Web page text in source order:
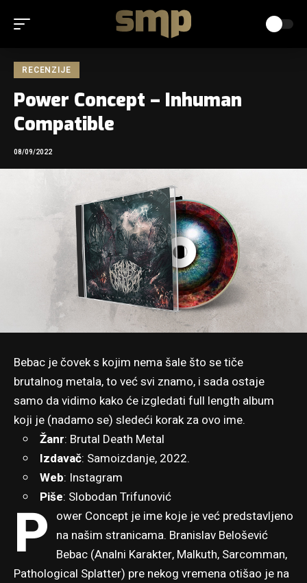
RECENZIJE
Power Concept – Inhuman
Compatible
08/09/2022
Bebac je čovek s kojim nema šale što se tiče
brutalnog metala, to već svi znamo, i sada ostaje
samo da vidimo kako će izgledati full length album
koji je (nadamo se) sledeći korak za ovo ime.
Žanr: Brutal Death Metal
Izdavač: Samoizdanje, 2022.
Web: Instagram
Piše: Slobodan Trifunović
P ower Concept je ime koje je već predstavljeno
na našim stranicama. Branislav Belošević
Bebac (Analni Karakter, Malkuth, Sarcomman,
Pathological Splatter) pre nekog vremena otišao je na